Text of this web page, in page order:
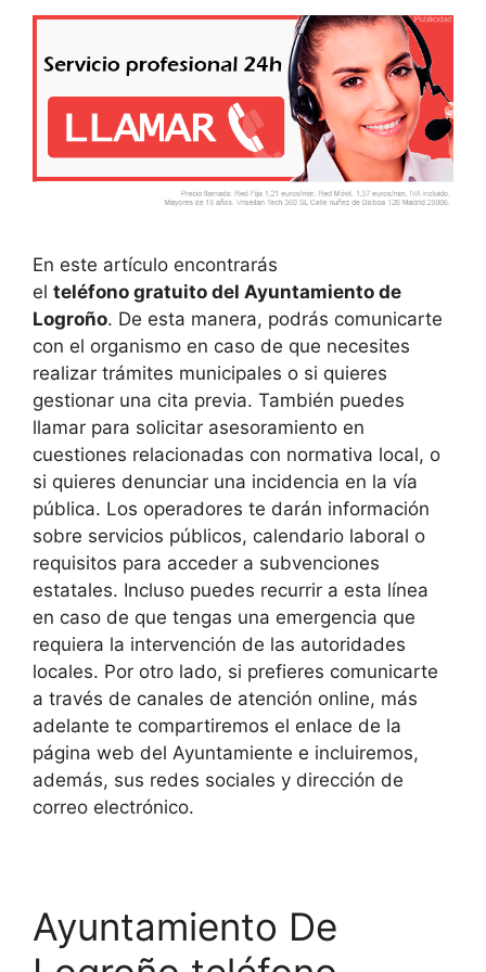
En este artículo encontrarás
el teléfono gratuito del Ayuntamiento de
Logroño. De esta manera, podrás comunicarte
con el organismo en caso de que necesites
realizar trámites municipales o si quieres
gestionar una cita previa. También puedes
llamar para solicitar asesoramiento en
cuestiones relacionadas con normativa local, o
si quieres denunciar una incidencia en la vía
pública. Los operadores te darán información
sobre servicios públicos, calendario laboral o
requisitos para acceder a subvenciones
estatales. Incluso puedes recurrir a esta línea
en caso de que tengas una emergencia que
requiera la intervención de las autoridades
locales. Por otro lado, si prefieres comunicarte
a través de canales de atención online, más
adelante te compartiremos el enlace de la
página web del Ayuntamiente e incluiremos,
además, sus redes sociales y dirección de
correo electrónico.
Ayuntamiento De